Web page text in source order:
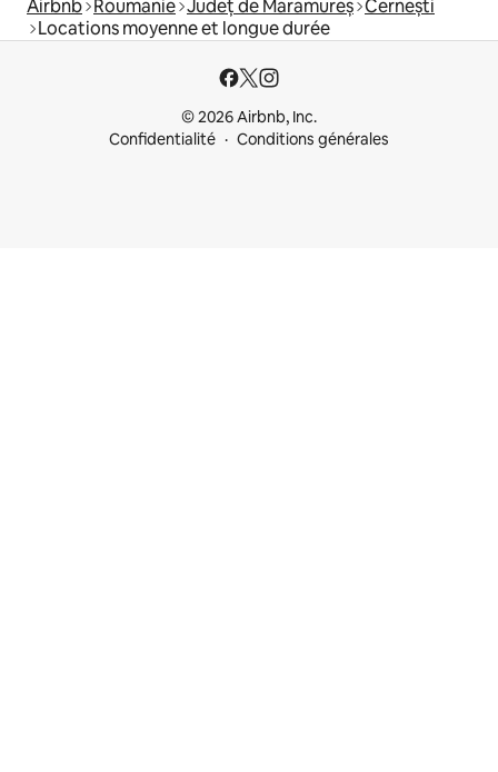
Airbnb Roumanie Județ de Maramureș Cernești
Locations moyenne et longue durée
© 2026 Airbnb, Inc.
Confidentialité
Conditions générales